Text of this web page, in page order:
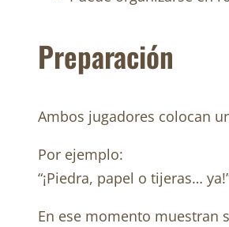
Preparación
Ambos jugadores colocan
Por ejemplo:
“¡Piedra, papel o tijeras…
En ese momento muestran